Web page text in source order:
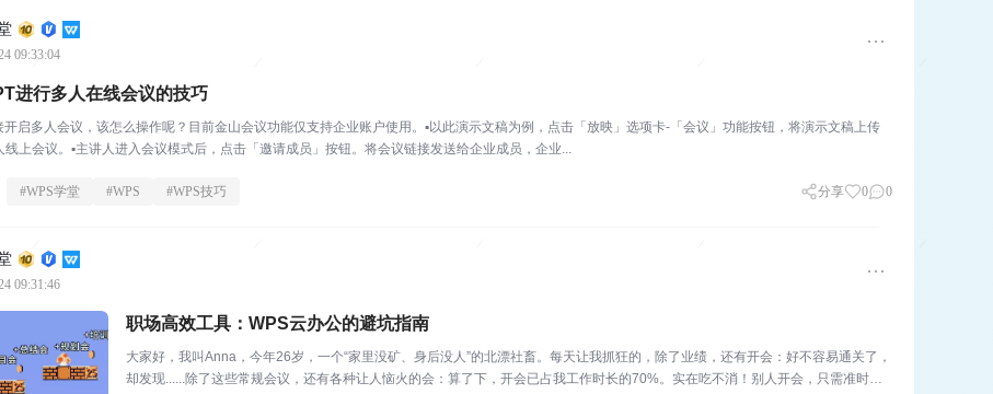
09:33:04
进行多人在线会议的技巧
启多人会议，该怎么操作呢？目前金山会议功能仅支持企业账户使用。▪以此演示文稿为例，点击「放映」选项卡-「会议」功能按钮，将演示文稿上传
线上会议。▪主讲人进入会议模式后，点击「邀请成员」按钮。将会议链接发送给企业成员，企业...
#WPS学堂 #WPS #WPS技巧 分享 0 0
09:31:46
职场高效工具：WPS云办公的避坑指南
大家好，我叫Anna，今年26岁，一个“家里没矿、身后没人”的北漂社畜。每天让我抓狂的，除了业绩，还有开会：好不容易通关了，
却发现......除了这些常规会议，还有各种让人恼火的会：算了下，开会已占我工作时长的70%。实在吃不消！别人开会，只需准时参